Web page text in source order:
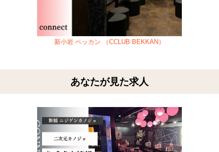
新小岩 ベッカン （CCLUB BEKKAN）
あなたが見た求人